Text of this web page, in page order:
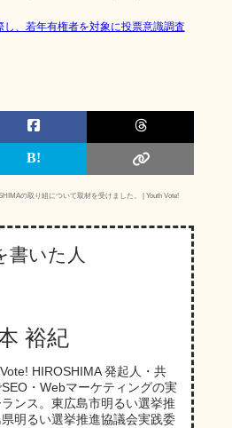
、若年有権者を対象に投票意識調査
の取り組について取材を受けました。 | Youth Vote!
いた人
裕紀
HIROSHIMA 発起人・共
・Webマーケティングの実
ンス。東広島市明るい選挙推
明るい選挙推進協議会実践委